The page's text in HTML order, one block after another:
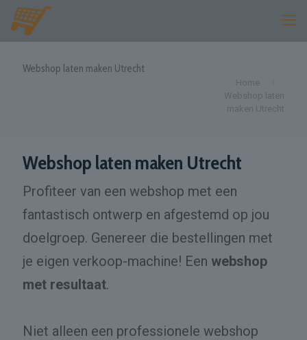
Webshop laten maken Utrecht
Home
Webshop laten
maken Utrecht
Webshop laten maken Utrecht
Profiteer van een webshop met een
fantastisch ontwerp en afgestemd op jou
doelgroep. Genereer die bestellingen met
je eigen verkoop-machine! Een webshop
met resultaat.
Niet alleen een professionele webshop